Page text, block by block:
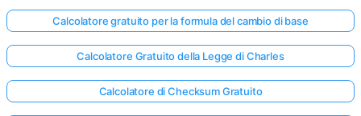
Calcolatore gratuito per la formula del cambio di base
Calcolatore Gratuito della Legge di Charles
Calcolatore di Checksum Gratuito